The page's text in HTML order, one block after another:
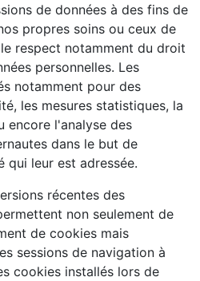
de données à des fins de
propres soins ou ceux de
respect notamment du droit
personnelles. Les
notamment pour des
les mesures statistiques, la
encore l'analyse des
dans le but de
qui leur est adressée.
récentes des
non seulement de
de cookies mais
sessions de navigation à
cookies installés lors de